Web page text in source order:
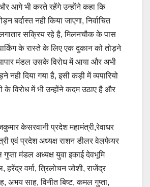
आगे भी करते रहेंगे उन्होंने कहा कि
बर्दास्त नही किया जाएगा, निर्वाचित
सक्रिय रहे है, मिलनचौक के पास
के रास्ते के लिए एक दुकान को तोड़ने
मंडल उसके विरोध में आया और अभी
नही दिया गया है, इसी कड़ी में व्यपारियो
के विरोध में भी उन्होंने कदम उठाए है और
केसरवानी प्रदेश महामंत्री,रेवाधर
एवं प्रदेश अध्यक्ष राशन डीलर वेलफेयर
मंडल अध्यक्ष युवा इकाई देवभूमि
हरेंद्र वर्मा, त्रिलोचन जोशी, राजेंद्र
अभय साह, विनीत बिष्ट, कमल गुप्ता,